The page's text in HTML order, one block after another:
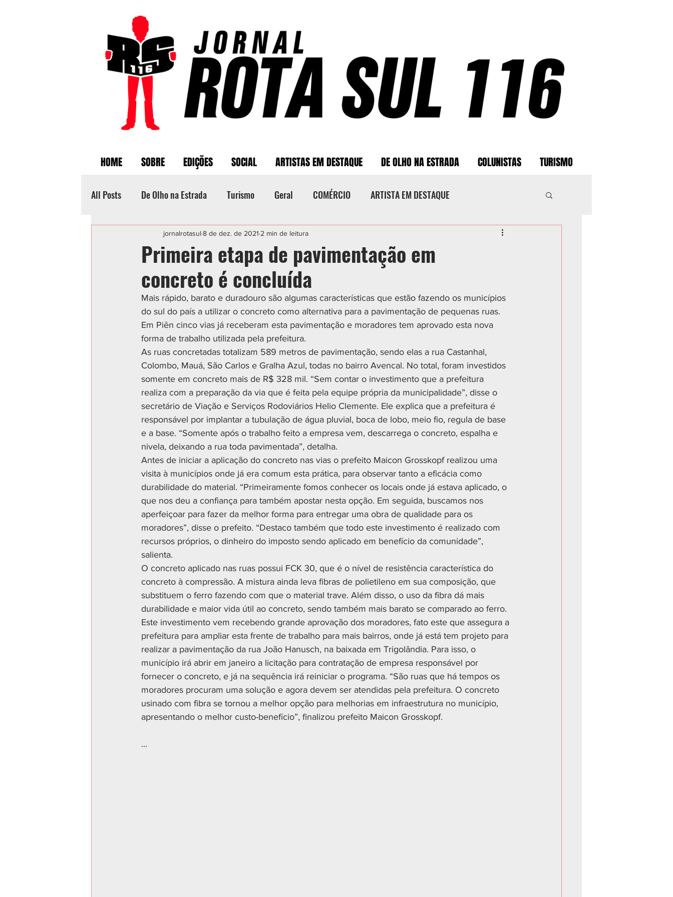
HOME SOBRE EDIÇÕES SOCIAL ARTISTAS EM DESTAQUE DE OLHO NA ESTRADA COLUNISTAS TURISMO
All Posts De Olho na Estrada Turismo Geral COMÉRCIO ARTISTA EM DESTAQUE
Categoria sem título POLICIAL ESPORTE CIDADES
Primeira etapa de pavimentação em
concreto é concluída
jornalrotasul 8 de dez. de 2021 2 min de leitura
Mais rápido, barato e duradouro são algumas características que estão fazendo os municípios
do sul do país a utilizar o concreto como alternativa para a pavimentação de pequenas ruas.
Em Piên cinco vias já receberam esta pavimentação e moradores tem aprovado esta nova
forma de trabalho utilizada pela prefeitura.
As ruas concretadas totalizam 589 metros de pavimentação, sendo elas a rua Castanhal,
Colombo, Mauá, São Carlos e Gralha Azul, todas no bairro Avencal. No total, foram investidos
somente em concreto mais de R$ 328 mil. “Sem contar o investimento que a prefeitura
realiza com a preparação da via que é feita pela equipe própria da municipalidade”, disse o
secretário de Viação e Serviços Rodoviários Helio Clemente. Ele explica que a prefeitura é
responsável por implantar a tubulação de água pluvial, boca de lobo, meio fio, regula de base
e a base. “Somente após o trabalho feito a empresa vem, descarrega o concreto, espalha e
nivela, deixando a rua toda pavimentada”, detalha.
Antes de iniciar a aplicação do concreto nas vias o prefeito Maicon Grosskopf realizou uma
visita à municípios onde já era comum esta prática, para observar tanto a eficácia como
durabilidade do material. “Primeiramente fomos conhecer os locais onde já estava aplicado, o
que nos deu a confiança para também apostar nesta opção. Em seguida, buscamos nos
aperfeiçoar para fazer da melhor forma para entregar uma obra de qualidade para os
moradores”, disse o prefeito. “Destaco também que todo este investimento é realizado com
recursos próprios, o dinheiro do imposto sendo aplicado em benefício da comunidade”,
salienta.
O concreto aplicado nas ruas possui FCK 30, que é o nível de resistência característica do
concreto à compressão. A mistura ainda leva fibras de polietileno em sua composição, que
substituem o ferro fazendo com que o material trave. Além disso, o uso da fibra dá mais
durabilidade e maior vida útil ao concreto, sendo também mais barato se comparado ao ferro.
Este investimento vem recebendo grande aprovação dos moradores, fato este que assegura a
prefeitura para ampliar esta frente de trabalho para mais bairros, onde já está tem projeto para
realizar a pavimentação da rua João Hanusch, na baixada em Trigolândia. Para isso, o
município irá abrir em janeiro a licitação para contratação de empresa responsável por
fornecer o concreto, e já na sequência irá reiniciar o programa. “São ruas que há tempos os
moradores procuram uma solução e agora devem ser atendidas pela prefeitura. O concreto
usinado com fibra se tornou a melhor opção para melhorias em infraestrutura no município,
apresentando o melhor custo-benefício”, finalizou prefeito Maicon Grosskopf.
...